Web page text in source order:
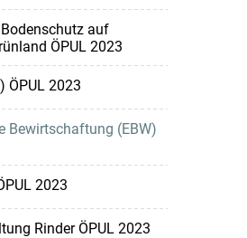
auf
ÖPUL 2023
ÖPUL 2023
Bewirtschaftung (EBW)
2023
Rinder ÖPUL 2023